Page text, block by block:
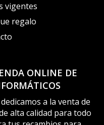
ONLINE DE
a la venta de
alta calidad para todo
vigentes
regalo